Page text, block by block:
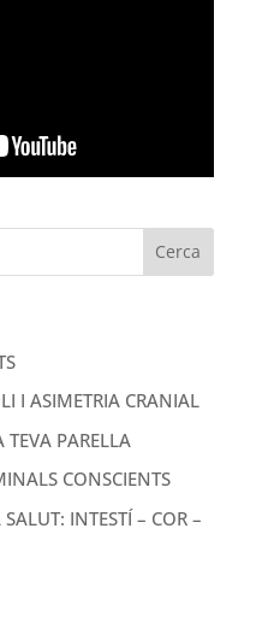
I ASIMETRIA CRANIAL
TEVA PARELLA
CONSCIENTS
INTESTÍ – COR –